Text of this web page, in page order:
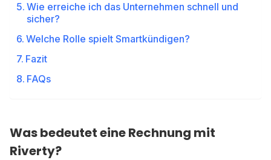
Wie erreiche ich das Unternehmen schnell und
sicher?
Welche Rolle spielt Smartkündigen?
Fazit
FAQs
Was bedeutet eine Rechnung mit
Riverty?